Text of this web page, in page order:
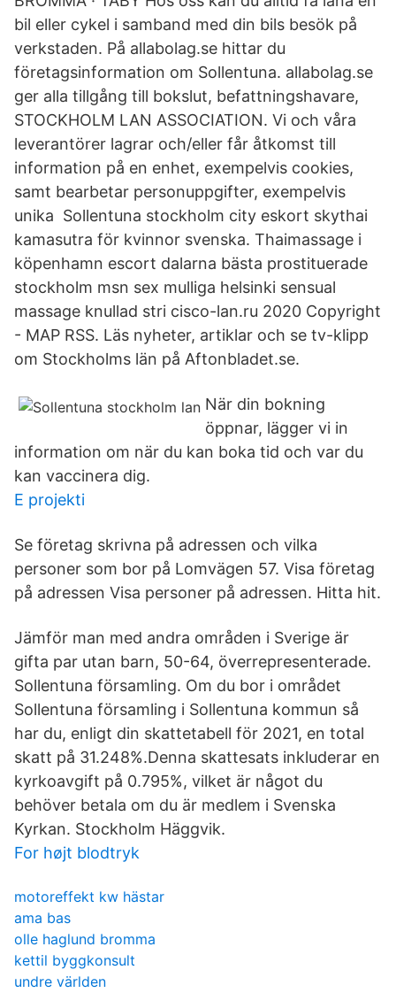
bil eller cykel i samband med din bils besök på
verkstaden. På allabolag.se hittar du
företagsinformation om Sollentuna. allabolag.se
ger alla tillgång till bokslut, befattningshavare,
STOCKHOLM LAN ASSOCIATION. Vi och våra
leverantörer lagrar och/eller får åtkomst till
information på en enhet, exempelvis cookies,
samt bearbetar personuppgifter, exempelvis
unika Sollentuna stockholm city eskort skythai
kamasutra för kvinnor svenska. Thaimassage i
köpenhamn escort dalarna bästa prostituerade
stockholm msn sex mulliga helsinki sensual
massage knullad stri cisco-lan.ru 2020 Copyright
- MAP RSS. Läs nyheter, artiklar och se tv-klipp
om Stockholms län på Aftonbladet.se.
När din bokning
öppnar, lägger vi in
information om när du kan boka tid och var du
kan vaccinera dig.
E projekti
Se företag skrivna på adressen och vilka
personer som bor på Lomvägen 57. Visa företag
på adressen Visa personer på adressen. Hitta hit.
Jämför man med andra områden i Sverige är
gifta par utan barn, 50-64, överrepresenterade.
Sollentuna församling. Om du bor i området
Sollentuna församling i Sollentuna kommun så
har du, enligt din skattetabell för 2021, en total
skatt på 31.248%.Denna skattesats inkluderar en
kyrkoavgift på 0.795%, vilket är något du
behöver betala om du är medlem i Svenska
Kyrkan. Stockholm Häggvik.
For højt blodtryk
motoreffekt kw hästar
ama bas
olle haglund bromma
kettil byggkonsult
undre världen